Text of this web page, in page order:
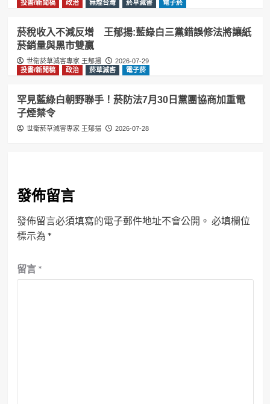
投書/新聞稿 政治 無煙台灣 菸草減害 電子菸
菸稅收入不減反增 王郁揚:藍綠白三黨錯誤修法將讓紙
菸銷量與黑市雙贏
世衛菸草減害專家 王郁揚
2026-07-29
投書/新聞稿
政治 菸草減害 電子菸
罕見藍綠白朝野聯手！菸防法7月30日黨團協商加重電
子煙禁令
世衛菸草減害專家 王郁揚 2026-07-28
發佈留言
發佈留言必須填寫的電子郵件地址不會公開。 必填欄位
標示為 *
留言 *